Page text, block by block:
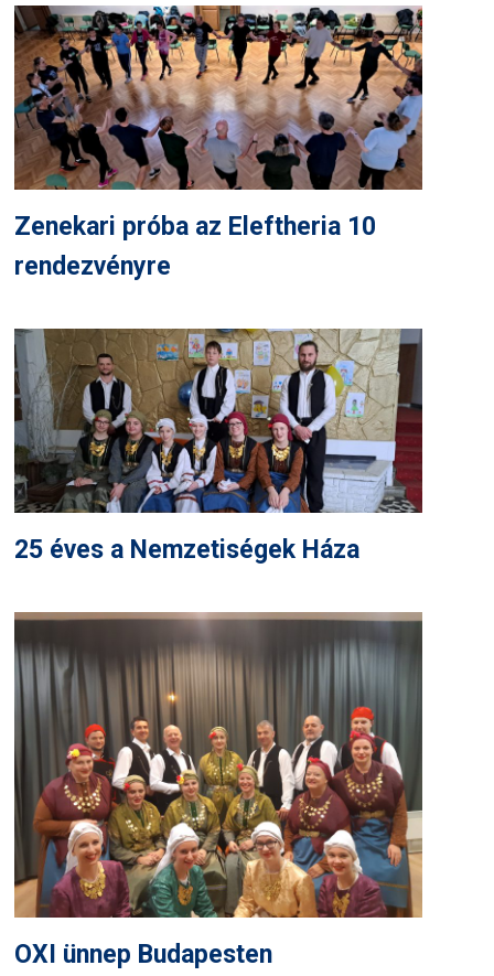
Zenekari próba az Eleftheria 10
rendezvényre
25 éves a Nemzetiségek Háza
OXI ünnep Budapesten